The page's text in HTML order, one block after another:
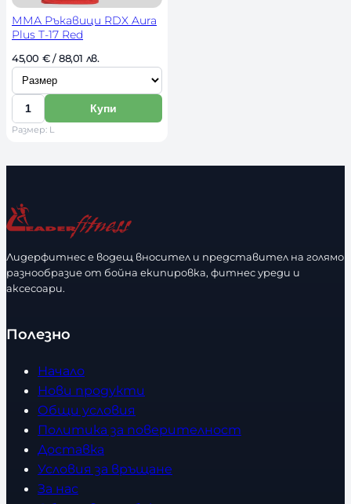
ММА Ръкавици RDX Aura
Plus T-17 Red
45,00 € / 88,01 лв.
И
б
е
р
з
м
е
р
К
о
е
с
т
в
о
Купи
Размер: L
Лидерфитнес е водещ вносител и представител на голямо
разнообразие от бойна екипировка, фитнес уреди и
аксесоари.
Полезно
Начало
Нови продукти
Общи условия
Политика за поверителност
Доставка
Условия за връщане
За нас